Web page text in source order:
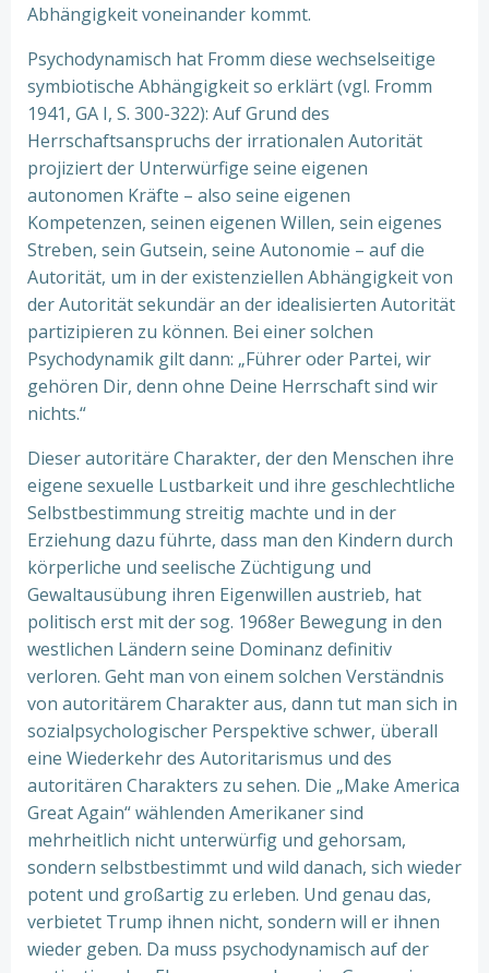
Abhängigkeit voneinander kommt.
Psychodynamisch hat Fromm diese wechselseitige
symbiotische Abhängigkeit so erklärt (vgl. Fromm
1941, GA I, S. 300-322): Auf Grund des
Herrschaftsanspruchs der irrationalen Autorität
projiziert der Unterwürfige seine eigenen
autonomen Kräfte – also seine eigenen
Kompetenzen, seinen eigenen Willen, sein eigenes
Streben, sein Gutsein, seine Autonomie – auf die
Autorität, um in der existenziellen Abhängigkeit von
der Autorität sekundär an der idealisierten Autorität
partizipieren zu können. Bei einer solchen
Psychodynamik gilt dann: „Führer oder Partei, wir
gehören Dir, denn ohne Deine Herrschaft sind wir
nichts.“
Dieser autoritäre Charakter, der den Menschen ihre
eigene sexuelle Lustbarkeit und ihre geschlechtliche
Selbstbestimmung streitig machte und in der
Erziehung dazu führte, dass man den Kindern durch
körperliche und seelische Züchtigung und
Gewaltausübung ihren Eigenwillen austrieb, hat
politisch erst mit der sog. 1968er Bewegung in den
westlichen Ländern seine Dominanz definitiv
verloren. Geht man von einem solchen Verständnis
von autoritärem Charakter aus, dann tut man sich in
sozialpsychologischer Perspektive schwer, überall
eine Wiederkehr des Autoritarismus und des
autoritären Charakters zu sehen. Die „Make America
Great Again“ wählenden Amerikaner sind
mehrheitlich nicht unterwürfig und gehorsam,
sondern selbstbestimmt und wild danach, sich wieder
potent und großartig zu erleben. Und genau das,
verbietet Trump ihnen nicht, sondern will er ihnen
wieder geben. Da muss psychodynamisch auf der